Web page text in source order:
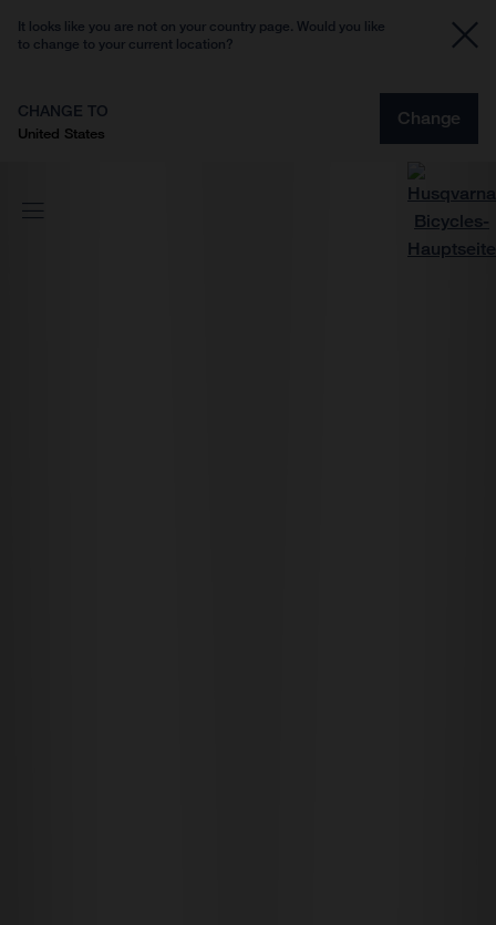
It looks like you are not on your country page. Would you like
to change to your current location?
CHANGE TO
United States
Change